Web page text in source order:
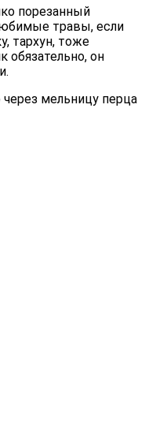
порезанный
травы, если
тархун, тоже
обязательно, он
мельницу перца